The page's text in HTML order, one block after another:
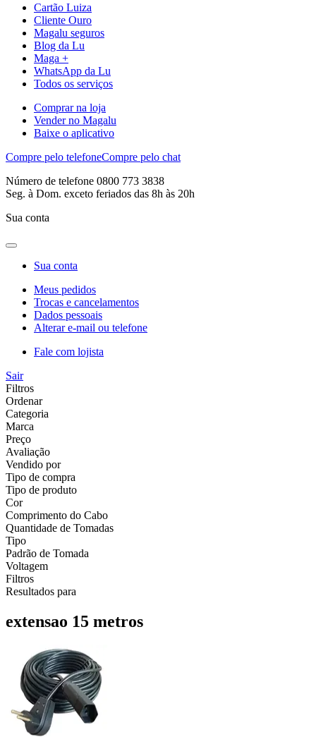
Cartão Luiza
Cliente Ouro
Magalu seguros
Blog da Lu
Maga +
WhatsApp da Lu
Todos os serviços
Comprar na loja
Vender no Magalu
Baixe o aplicativo
Compre pelo telefoneCompre pelo chat
Número de telefone 0800 773 3838
Seg. à Dom. exceto feriados das 8h às 20h
Sua conta
Sua conta
Meus pedidos
Trocas e cancelamentos
Dados pessoais
Alterar e-mail ou telefone
Fale com lojista
Sair
Filtros
Ordenar
Categoria
Marca
Preço
Avaliação
Vendido por
Tipo de compra
Tipo de produto
Cor
Comprimento do Cabo
Quantidade de Tomadas
Tipo
Padrão de Tomada
Voltagem
Filtros
Resultados para
extensao 15 metros